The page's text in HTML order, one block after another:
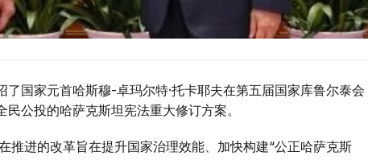
国家元首哈斯穆-卓玛尔特·托卡耶夫在第五届国家库鲁尔泰会
公投的哈萨克斯坦宪法重大修订方案。
推进的改革旨在提升国家治理效能、加快构建“公正哈萨克斯